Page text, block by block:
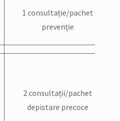
1 consultație/pachet
prevenție
2 consultații/pachet
depistare precoce